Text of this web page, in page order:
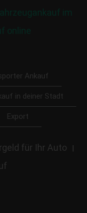
im
online
Ankauf
in deiner Stadt
Export
für Ihr Auto |